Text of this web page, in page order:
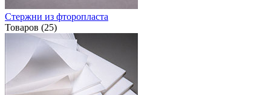
Стержни из фторопласта
Товаров (25)